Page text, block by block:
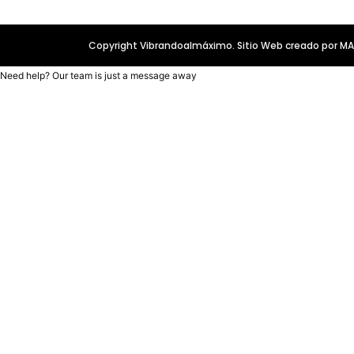
Copyright Vibrandoalmáximo. Sitio Web creado por
Need help? Our team is just a message away